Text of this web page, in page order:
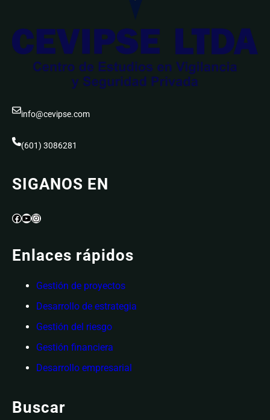
info@cevipse.com
(601) 3086281
SIGANOS EN
Facebook YouTube Instagram
Enlaces rápidos
Gestión de proyectos
Desarrollo de estrategia
Gestión del riesgo
Gestión financiera
Desarrollo empresarial
Buscar